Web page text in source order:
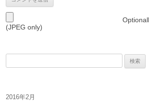
(JPEG only)
2016年2月